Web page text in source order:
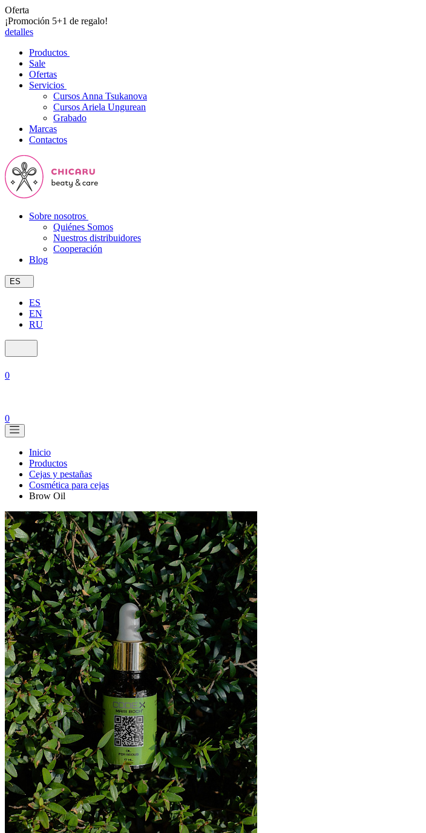
Oferta
¡Promoción 5+1 de regalo!
detalles
Productos
Sale
Ofertas
Servicios
Cursos Anna Tsukanova
Cursos Ariela Ungurean
Grabado
Marcas
Contactos
Sobre nosotros
Quiénes Somos
Nuestros distribuidores
Cooperación
Blog
ES
ES
EN
RU
0
0
Inicio
Productos
Cejas y pestañas
Cosmética para cejas
Brow Oil